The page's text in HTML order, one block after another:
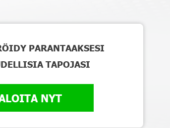
PARANTAAKSESI
TAPOJASI
NYT